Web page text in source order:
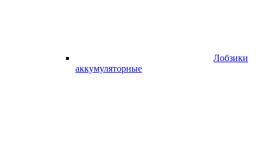
Лобзики
аккумуляторные